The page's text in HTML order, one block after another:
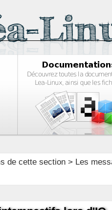
de cette section> Les